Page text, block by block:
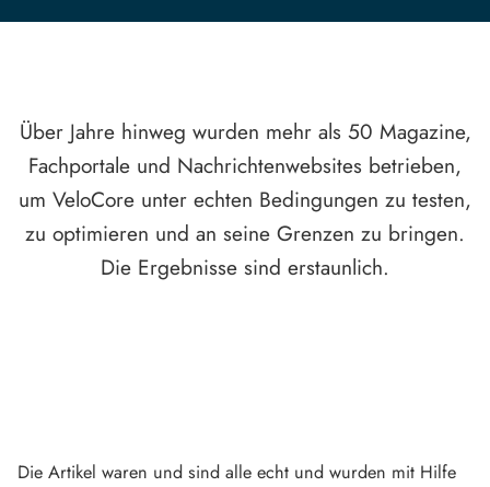
Über Jahre hinweg wurden mehr als 50 Magazine,
Fachportale und Nachrichtenwebsites betrieben,
um VeloCore unter echten Bedingungen zu testen,
zu optimieren und an seine Grenzen zu bringen.
Die Ergebnisse sind erstaunlich.
Die Artikel waren und sind alle echt und wurden mit Hilfe